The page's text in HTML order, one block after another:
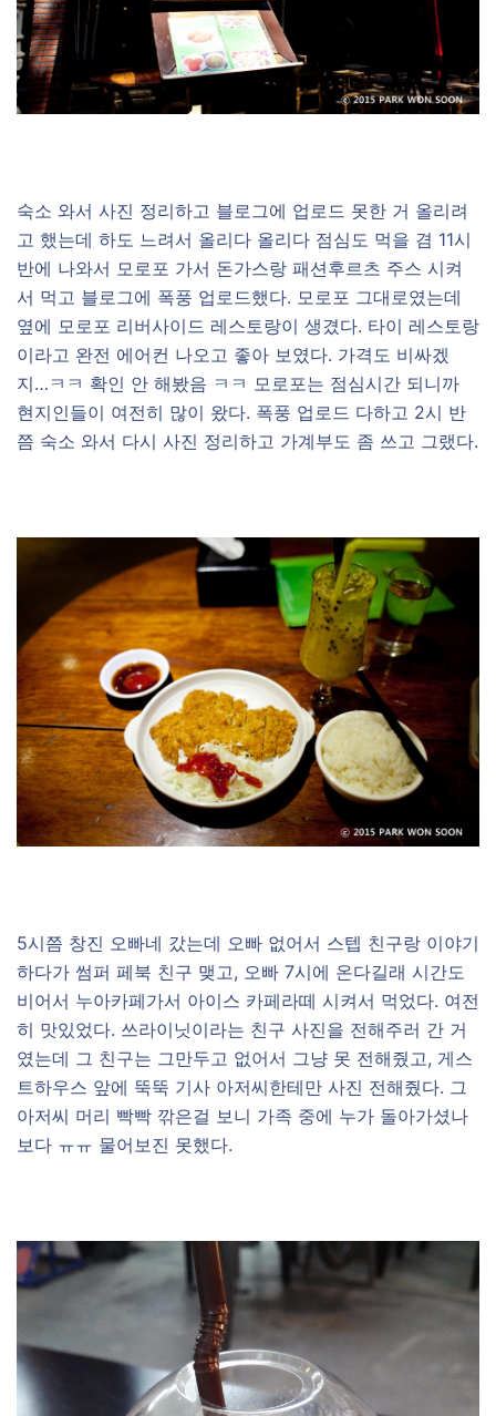
숙소 와서 사진 정리하고 블로그에 업로드 못한 거 올리려
고 했는데 하도 느려서 올리다 올리다 점심도 먹을 겸 11시
반에 나와서 모로포 가서 돈가스랑 패션후르츠 주스 시켜
서 먹고 블로그에 폭풍 업로드했다. 모로포 그대로였는데
옆에 모로포 리버사이드 레스토랑이 생겼다. 타이 레스토랑
이라고 완전 에어컨 나오고 좋아 보였다. 가격도 비싸겠
지…ㅋㅋ 확인 안 해봤음 ㅋㅋ 모로포는 점심시간 되니까
현지인들이 여전히 많이 왔다. 폭풍 업로드 다하고 2시 반
쯤 숙소 와서 다시 사진 정리하고 가계부도 좀 쓰고 그랬다.
5시쯤 창진 오빠네 갔는데 오빠 없어서 스텝 친구랑 이야기
하다가 썸퍼 페북 친구 맺고, 오빠 7시에 온다길래 시간도
비어서 누아카페가서 아이스 카페라떼 시켜서 먹었다. 여전
히 맛있었다. 쓰라이닛이라는 친구 사진을 전해주러 간 거
였는데 그 친구는 그만두고 없어서 그냥 못 전해줬고, 게스
트하우스 앞에 뚝뚝 기사 아저씨한테만 사진 전해줬다. 그
아저씨 머리 빡빡 깎은걸 보니 가족 중에 누가 돌아가셨나
보다 ㅠㅠ 물어보진 못했다.